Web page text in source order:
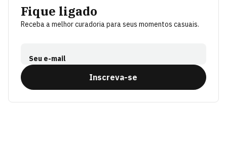
Fique ligado
Receba a melhor curadoria para seus momentos casuais.
Seu e-mail
Inscreva-se